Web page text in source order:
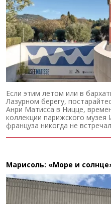
Если этим летом или в
Лазурном берегу,
Анри Матисса в Ницце,
коллекции парижского
француза никогда не
Марисоль: «Море и